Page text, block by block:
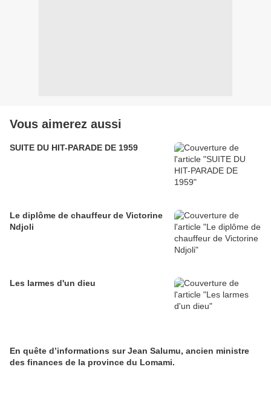
Vous aimerez aussi
SUITE DU HIT-PARADE DE 1959
Le diplôme de chauffeur de Victorine
Ndjoli
Les larmes d'un dieu
En quête d’informations sur Jean Salumu, ancien ministre
des finances de la province du Lomami.